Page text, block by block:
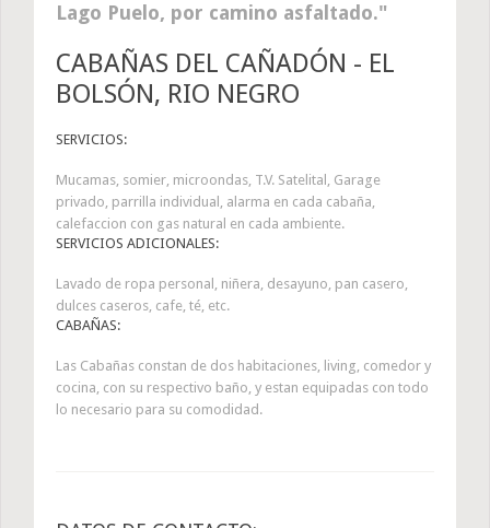
Lago Puelo, por camino asfaltado.
CABAÑAS DEL CAÑADÓN - EL
BOLSÓN, RIO NEGRO
SERVICIOS:
Mucamas, somier, microondas, T.V. Satelital, Garage
privado, parrilla individual, alarma en cada cabaña,
calefaccion con gas natural en cada ambiente.
SERVICIOS ADICIONALES:
Lavado de ropa personal, niñera, desayuno, pan casero,
dulces caseros, cafe, té, etc.
CABAÑAS:
Las Cabañas constan de dos habitaciones, living, comedor y
cocina, con su respectivo baño, y estan equipadas con todo
lo necesario para su comodidad.